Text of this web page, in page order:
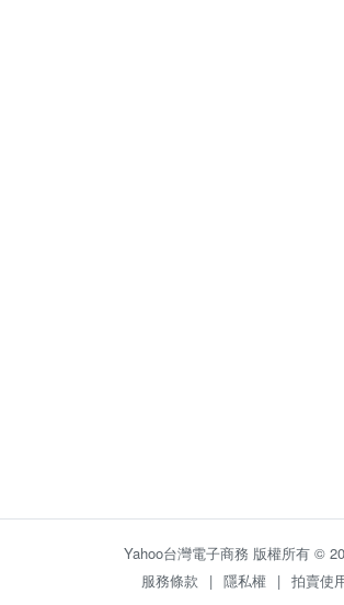
Yahoo台灣電子商務 版權所有 ©
服務條款
| 隱私權 | 拍賣使